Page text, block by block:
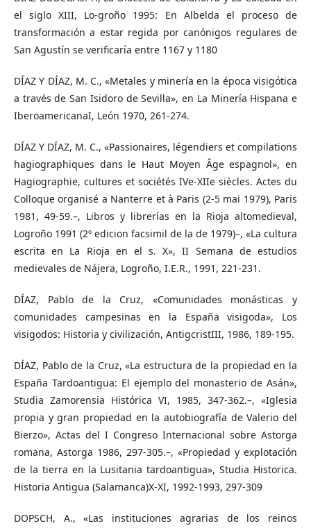
el siglo XIII, Lo-groño 1995: En Albelda el proceso de
transformación a estar regida por canónigos regulares de
San Agustín se verificaría entre 1167 y 1180
DÍAZ Y DÍAZ, M. C., «Metales y minería en la época visigótica
a través de San Isidoro de Sevilla», en La Minería Hispana e
IberoamericanaI, León 1970, 261-274.
DÍAZ Y DÍAZ, M. C., «Passionaires, légendiers et compilations
hagiographiques dans le Haut Moyen Âge espagnol», en
Hagiographie, cultures et sociétés IVe-XIIe siècles. Actes du
Colloque organisé a Nanterre et à Paris (2-5 mai 1979), Paris
1981, 49-59.–, Libros y librerías en la Rioja altomedieval,
Logroño 1991 (2º edicion facsimil de la de 1979)–, «La cultura
escrita en La Rioja en el s. X», II Semana de estudios
medievales de Nájera, Logroño, I.E.R., 1991, 221-231.
DÍAZ, Pablo de la Cruz, «Comunidades monásticas y
comunidades campesinas en la España visigoda», Los
visigodos: Historia y civilización, AntigcristIII, 1986, 189-195.
DÍAZ, Pablo de la Cruz, «La estructura de la propiedad en la
España Tardoantigua: El ejemplo del monasterio de Asán»,
Studia Zamorensia Histórica VI, 1985, 347-362.–, «Iglesia
propia y gran propiedad en la autobiografía de Valerio del
Bierzo», Actas del I Congreso Internacional sobre Astorga
romana, Astorga 1986, 297-305.–, «Propiedad y explotación
de la tierra en la Lusitania tardoantigua», Studia Historica.
Historia Antigua (Salamanca)X-XI, 1992-1993, 297-309
DOPSCH, A., «Las instituciones agrarias de los reinos